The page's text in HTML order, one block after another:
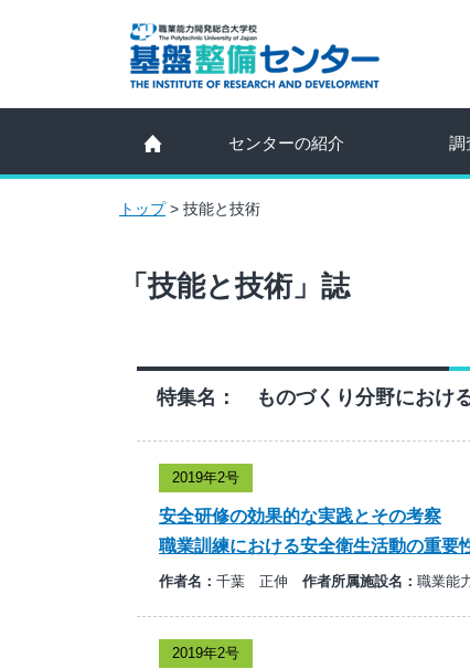
センターの紹介 調
トップ> 技能と技術
「技能と技術」誌
特集名： ものづくり分野におけ
2019年2号
安全研修の効果的な実践とその考察
職業訓練における安全衛生活動の重要
作者名： 千葉 正伸 作者所属施設名： 職業能
2019年2号